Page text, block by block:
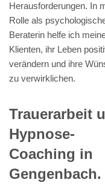
Herausforderungen. In
Rolle als
Beraterin helfe ich
Klienten, ihr Leben
verändern und ihre
zu verwirklichen.
Trauerarbeit
Hypnose-
Coaching in
Gengenbach.